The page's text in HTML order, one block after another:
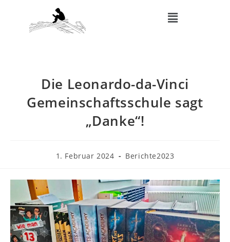
Die Leonardo-da-Vinci
Gemeinschaftsschule sagt
„Danke“!
1. Februar 2024 Berichte2023